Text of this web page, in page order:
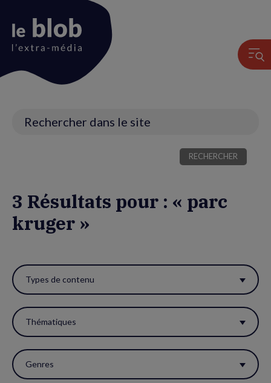
3 Résultats pour : « parc
kruger »
ces
filtres
pour
réactualiser
la
page.
Types de contenu
Thématiques
Genres